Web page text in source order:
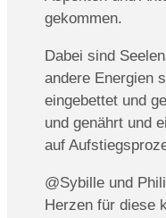
gekommen.
Dabei sind
andere Energien
eingebettet und
und genährt und
auf
@Sybille und
Herzen für diese